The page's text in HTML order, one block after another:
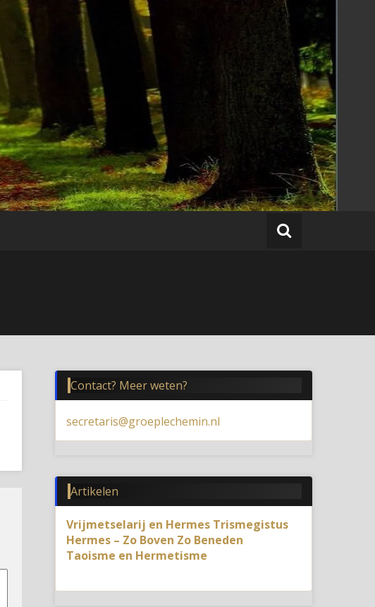
Contact? Meer weten?
secretaris@groeplechemin.nl
Artikelen
Vrijmetselarij en Hermes Trismegistus
Hermes – Zo Boven Zo Beneden
Taoisme en Hermetisme